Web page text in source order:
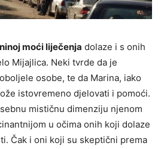
moći liječenja dolaze i s onih
Mijajlica. Neki tvrde da je
osobe, te da Marina, iako
istovremeno djelovati i pomoći.
mističnu dimenziju njenom
u očima onih koji dolaze
Čak i oni koji su skeptični prema